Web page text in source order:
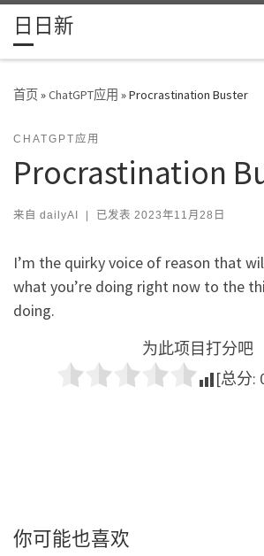
Skip to content
日日新
首页»ChatGPT应用 »Procrastination Buster
CHATGPT应用
Procrastination
来自 dailyAI | 已发表 2023年11月28日
I’m the quirky voice of reason that
what you’re doing right now to the
doing.
为此项目打分吧
[总分:
你可能也喜欢